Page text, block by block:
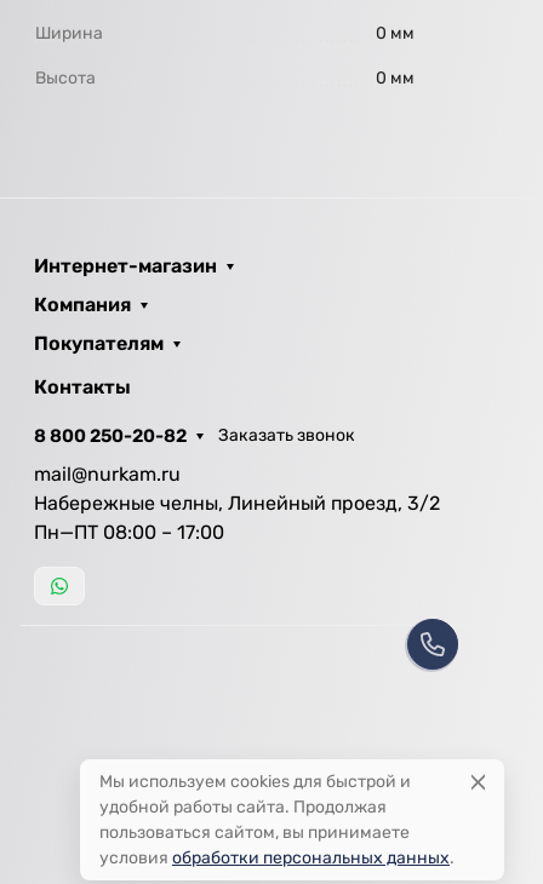
Ширина 0 мм
Высота 0 мм
Интернет-магазин
Компания
Покупателям
Контакты
8 800 250-20-82 Заказать звонок
mail@nurkam.ru
Набережные челны, Линейный проезд, 3/2
Пн—ПТ 08:00 – 17:00
Мы используем cookies для быстрой и
удобной работы сайта. Продолжая
пользоваться сайтом, вы принимаете
условия обработки персональных данных.